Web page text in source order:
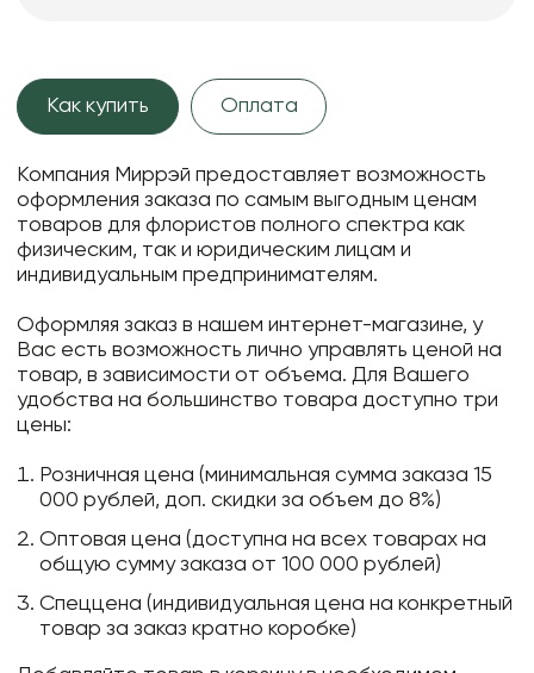
Как купить Оплата
Компания Миррэй предоставляет возможность
оформления заказа по самым выгодным ценам
товаров для флористов полного спектра как
физическим, так и юридическим лицам и
индивидуальным предпринимателям.
Оформляя заказ в нашем интернет-магазине, у
Вас есть возможность лично управлять ценой на
товар, в зависимости от объема. Для Вашего
удобства на большинство товара доступно три
цены:
Розничная цена (минимальная сумма заказа 15
000 рублей, доп. скидки за объем до 8%)
Оптовая цена (доступна на всех товарах на
общую сумму заказа от 100 000 рублей)
Спеццена (индивидуальная цена на конкретный
товар за заказ кратно коробке)